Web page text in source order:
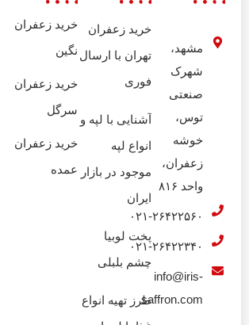
مشهد،
شهرک
صنعتی
توس،
خوشه
زعفران،
واحد ۸۱۶
۰۲۱-۲۶۴۲۲۵۶۰
۰۲۱-۲۶۴۲۲۳۴۰
info@iris-
saffron.com
خرید زعفران
تهران با ارسال
فوری
آشنایی با لپه و
انواع لپه
موجود در بازار
ایران
پخت لوبیا
چشم بلبلی
طرز تهیه انواع
خرید زعفران
نگین
خرید زعفران
سرگل
خرید زعفران
عمده